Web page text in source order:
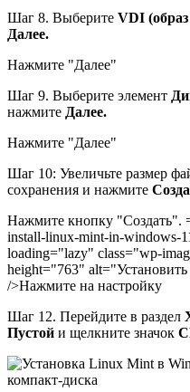
Шаг 8. Выберите VDI
Далее.
Нажмите "Далее"
Шаг 9. Выберите элемент
нажмите Далее.
Нажмите "Далее"
Шаг 10: Увеличьте размер
сохранения и нажмите
Нажмите кнопку "Создать".
install-linux-mint-in-windows-
loading="lazy" class="wp-
height="763"
/>Нажмите на настройку
Шаг 12. Перейдите в раздел
Пустой и щелкните значок
компакт-диска